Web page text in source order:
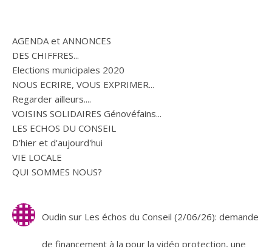
AGENDA et ANNONCES
DES CHIFFRES...
Elections municipales 2020
NOUS ECRIRE, VOUS EXPRIMER...
Regarder ailleurs....
VOISINS SOLIDAIRES Génovéfains...
LES ECHOS DU CONSEIL
D'hier et d'aujourd'hui
VIE LOCALE
QUI SOMMES NOUS?
Oudin sur Les échos du Conseil (2/06/26): demande
de financement à la pour la vidéo protection, une